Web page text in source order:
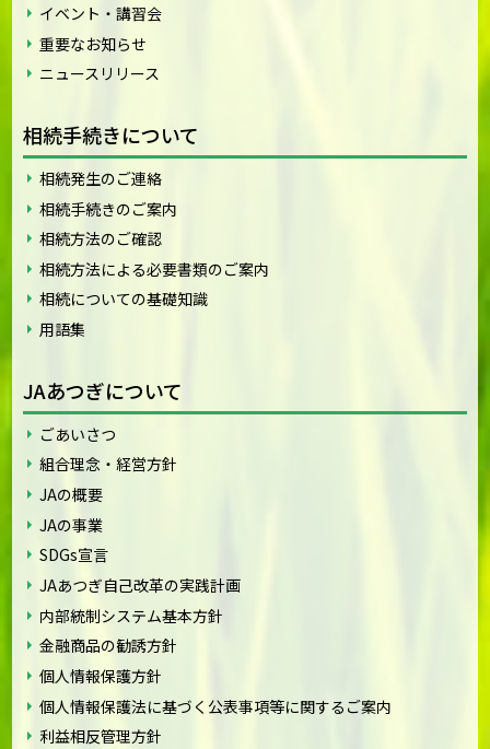
イベント・講習会
重要なお知らせ
ニュースリリース
相続手続きについて
相続発生のご連絡
相続手続きのご案内
相続方法のご確認
相続方法による必要書類のご案内
相続についての基礎知識
用語集
JAあつぎについて
ごあいさつ
組合理念・経営方針
JAの概要
JAの事業
SDGs宣言
JAあつぎ自己改革の実践計画
内部統制システム基本方針
金融商品の勧誘方針
個人情報保護方針
個人情報保護法に基づく公表事項等に関するご案内
利益相反管理方針